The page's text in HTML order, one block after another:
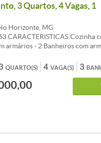
3 Quartos, 4 Vagas, 1
Horizonte, MG
CARACTERISTICAS:Cozinha
armários - 2 Banheiros com
de festas - Salão de jogos -
- Interfone - Play Ground -
- Quarto despejo - Sol da manhã
com venezianas - Gás
QUARTO(S) VAGA(S)
4 3